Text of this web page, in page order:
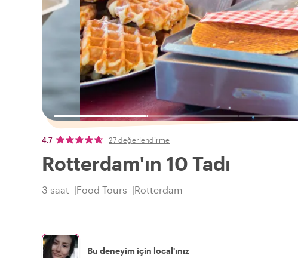
4,7 27 değerlendirme
Rotterdam'ın 10 Tadı
3 saat Food Tours Rotterdam
Bu deneyim için local'ınız